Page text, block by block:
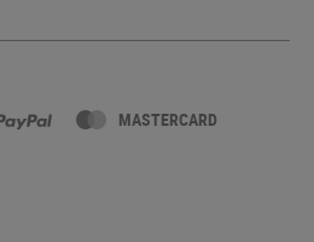
MASTERCARD